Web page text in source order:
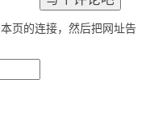
页的连接，然后把网址告